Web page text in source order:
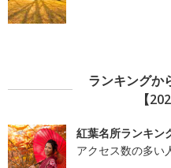
ランキングか
【
紅葉名所ランキン
アクセス数の多い